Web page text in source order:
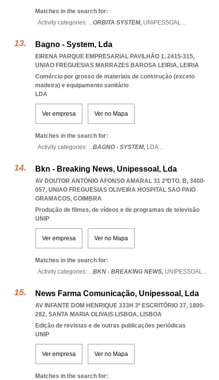
Matches in the search for:
Activity categories: ...ORBITA SYSTEM, UNIPESSOAL...
Bagno - System, Lda
EIRENA PARQUE EMPRESARIAL PAVILHÃO 1, 2415-315,
UNIAO FREGUESIAS MARRAZES BAROSA LEIRIA, LEIRIA
Comércio por grosso de materiais de construção (exceto
madeira) e equipamento sanitário
LDA
Ver empresa Ver no Mapa
Matches in the search for:
Activity categories: ...BAGNO - SYSTEM, LDA...
Bkn - Breaking News, Unipessoal, Lda
AV DOUTOR ANTÓNIO AFONSO AMARAL 31 2ºDTO. B, 3400-
057, UNIAO FREGUESIAS OLIVEIRA HOSPITAL SAO PAIO
GRAMACOS, COIMBRA
Produção de filmes, de vídeos e de programas de televisão
UNIP
Ver empresa Ver no Mapa
Matches in the search for:
Activity categories: ...BKN - BREAKING NEWS, UNIPESSOAL...
News Farma Comunicação, Unipessoal, Lda
AV INFANTE DOM HENRIQUE 333H 3º ESCRITÓRIO 37, 1800-
282, SANTA MARIA OLIVAIS LISBOA, LISBOA
Edição de revistas e de outras publicações periódicas
UNIP
Ver empresa Ver no Mapa
Matches in the search for: